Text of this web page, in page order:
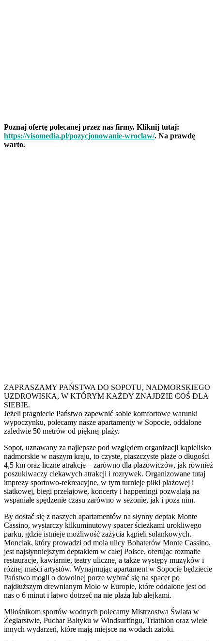
Poznaj ofertę polecanej przez nas firmy. Kliknij tutaj:
https://visomedia.pl/pozycjonowanie-wroclaw/. Na prawdę
warto.
ZAPRASZAMY PAŃSTWA DO SOPOTU, NADMORSKIEGO
UZDROWISKA, W KTÓRYM KAŻDY ZNAJDZIE COŚ DLA
SIEBIE.
Jeżeli pragniecie Państwo zapewnić sobie komfortowe warunki
wypoczynku, polecamy nasze apartamenty w Sopocie, oddalone
zaledwie 50 metrów od pięknej plaży.
Sopot, uznawany za najlepsze pod względem organizacji kąpielisko
nadmorskie w naszym kraju, to czyste, piaszczyste plaże o długości
4,5 km oraz liczne atrakcje – zarówno dla plażowiczów, jak również
poszukiwaczy ciekawych atrakcji i rozrywek. Organizowane tutaj
imprezy sportowo-rekreacyjne, w tym turnieje piłki plażowej i
siatkowej, biegi przełajowe, koncerty i happeningi pozwalają na
wspaniałe spędzenie czasu zarówno w sezonie, jak i poza nim.
By dostać się z naszych apartamentów na słynny deptak Monte
Cassino, wystarczy kilkuminutowy spacer ścieżkami urokliwego
parku, gdzie istnieje możliwość zażycia kąpieli solankowych.
Monciak, który prowadzi od mola ulicy Bohaterów Monte Cassino,
jest najsłynniejszym deptakiem w całej Polsce, oferując rozmaite
restauracje, kawiarnie, teatry uliczne, a także występy muzyków i
różnej maści artystów. Wynajmując apartament w Sopocie będziecie
Państwo mogli o dowolnej porze wybrać się na spacer po
najdłuższym drewnianym Molo w Europie, które oddalone jest od
nas o 6 minut i łatwo dotrzeć na nie plażą lub alejkami.
Miłośnikom sportów wodnych polecamy Mistrzostwa Świata w
Żeglarstwie, Puchar Bałtyku w Windsurfingu, Triathlon oraz wiele
innych wydarzeń, które mają miejsce na wodach zatoki.